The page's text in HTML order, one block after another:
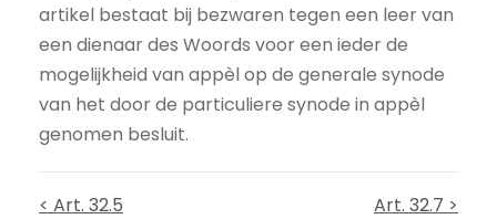
artikel bestaat bij bezwaren tegen een leer van
een dienaar des Woords voor een ieder de
mogelijkheid van appèl op de generale synode
van het door de particuliere synode in appèl
genomen besluit.
< Art. 32.5 Art. 32.7 >